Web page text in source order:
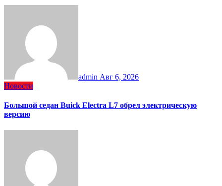
admin Авг 6, 2026
Новости
Большой седан Buick Electra L7 обрел электрическую
версию